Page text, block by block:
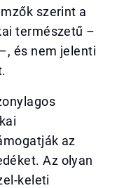
szerint a
természetű –
és nem jelenti
az
Az olyan
keleti